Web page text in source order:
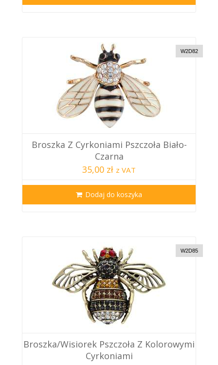
W2D82
Broszka Z Cyrkoniami Pszczoła Biało-
Czarna
35,00 zł z VAT
Dodaj do koszyka
W2D85
Broszka/wisiorek Pszczoła Z Kolorowymi
Cyrkoniami